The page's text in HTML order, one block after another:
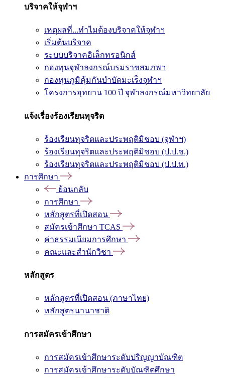
บริจาคให้จุฬาฯ
เหตุผลที่...ทำไมต้องบริจาคให้จุฬาฯ
เริ่มต้นบริจาค
ระบบบริจาคอิเล็กทรอนิกส์
กองทุนจุฬาลงกรณ์บรมราชสมภพฯ
กองทุนภูมิคุ้มกันบำบัดมะเร็งจุฬาฯ
โครงการอุทยาน 100 ปี จุฬาลงกรณ์มหาวิทยาลัย
แจ้งเรื่องร้องเรียนทุจริต
ร้องเรียนทุจริตและประพฤติมิชอบ (จุฬาฯ)
ร้องเรียนทุจริตและประพฤติมิชอบ (ป.ป.ช.)
ร้องเรียนทุจริตและประพฤติมิชอบ (ป.ป.ท.)
การศึกษา
ย้อนกลับ
การศึกษา
หลักสูตรที่เปิดสอน
สมัครเข้าศึกษา TCAS
ค่าธรรมเนียมการศึกษา
คณะและสำนักวิชา
หลักสูตร
หลักสูตรที่เปิดสอน (ภาษาไทย)
หลักสูตรนานาชาติ
การสมัครเข้าศึกษา
การสมัครเข้าศึกษาระดับปริญญาบัณฑิต
การสมัครเข้าศึกษาระดับบัณฑิตศึกษา